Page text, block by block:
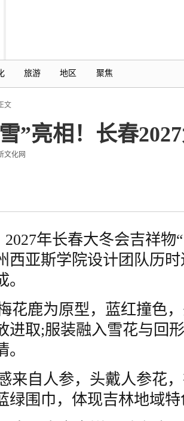
旅游 地区 聚焦
文
”亮相！长春
文化网
2027年长春大冬会吉祥物
西亚斯学院设计团队历
花鹿为原型，蓝红撞色
进取;服装融入雪花与回
来自人参，头戴人参花
绿围巾，体现吉林地域